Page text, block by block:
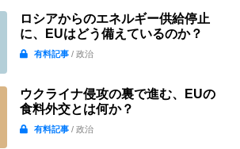
ロシアからのエネルギー供給停止
に、EUはどう備えているのか？
有料記事/ 政治
ウクライナ侵攻の裏で進む、EUの
食料外交とは何か？
有料記事/ 政治